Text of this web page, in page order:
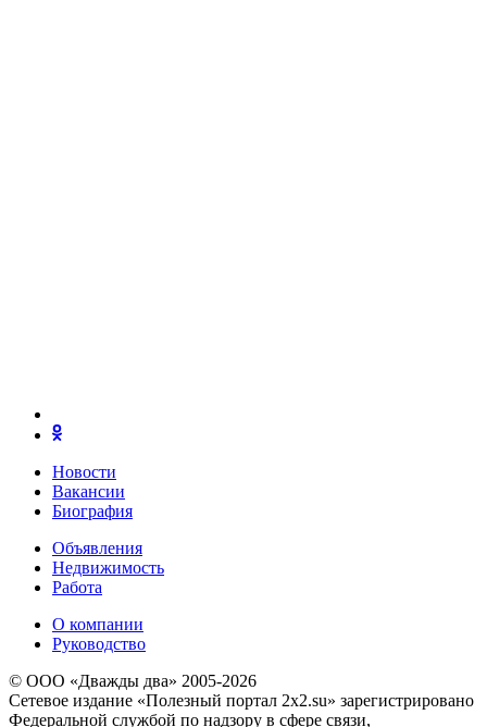
Новости
Вакансии
Биография
Объявления
Недвижимость
Работа
О компании
Руководство
© ООО «Дважды два» 2005-2026
Сетевое издание «Полезный портал 2x2.su» зарегистрировано
Федеральной службой по надзору в сфере связи,